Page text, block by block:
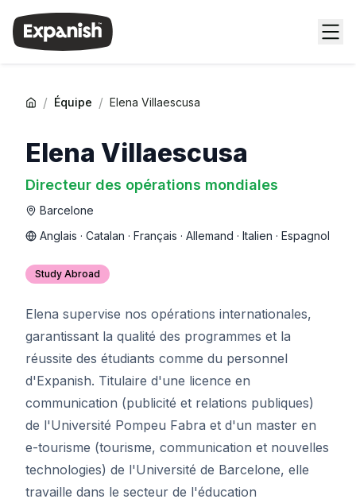
/ Équipe / Elena Villaescusa
Elena Villaescusa
Directeur des opérations mondiales
Barcelone
Anglais · Catalan · Français · Allemand · Italien · Espagnol
Study Abroad
Elena supervise nos opérations internationales,
garantissant la qualité des programmes et la
réussite des étudiants comme du personnel
d'Expanish. Titulaire d'une licence en
communication (publicité et relations publiques)
de l'Université Pompeu Fabra et d'un master en
e-tourisme (tourisme, communication et nouvelles
technologies) de l'Université de Barcelone, elle
travaille dans le secteur de l'éducation